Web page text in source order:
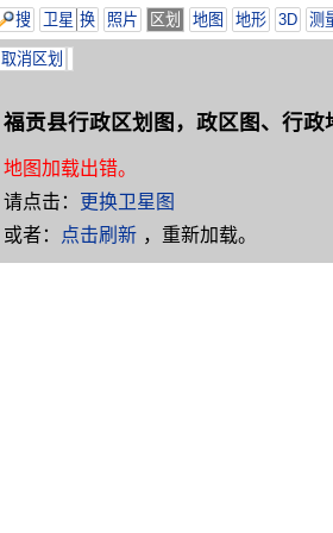
搜 卫星 换 照片 区划 地图 地形 3D 测
取消区划
福贡县行政区划图，政区图、行政
地图加载出错。
请点击：
更换卫星图
或者：
点击刷新 ，重新加载。